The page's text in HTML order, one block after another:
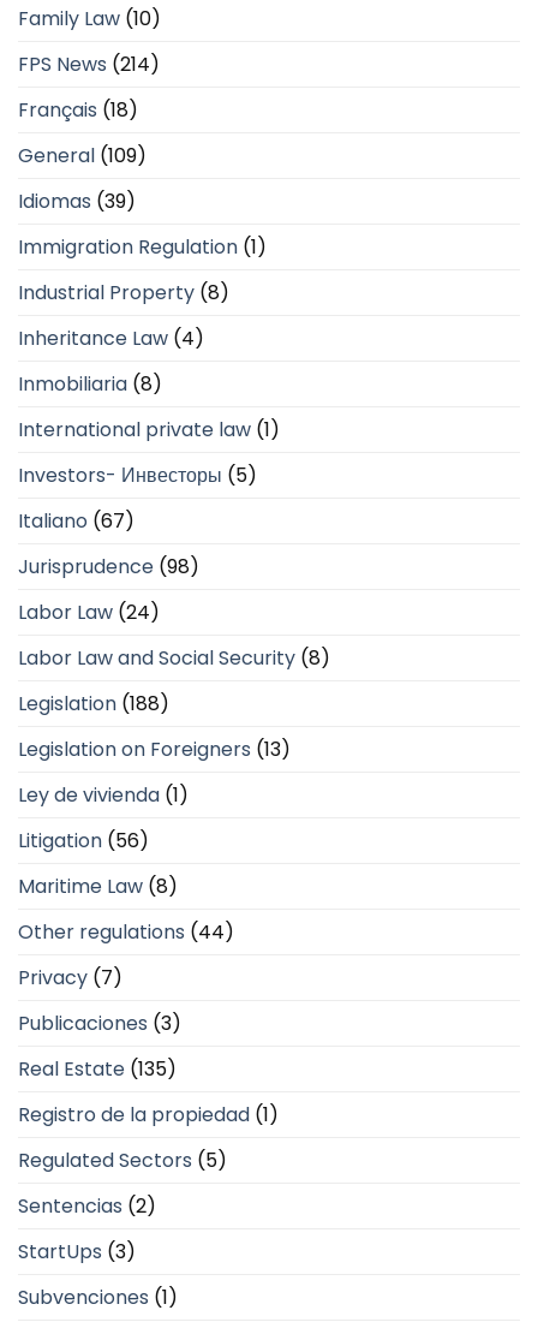
Family Law (10)
FPS News (214)
Français (18)
General (109)
Idiomas (39)
Immigration Regulation (1)
Industrial Property (8)
Inheritance Law (4)
Inmobiliaria (8)
International private law (1)
Investors- Инвесторы (5)
Italiano (67)
Jurisprudence (98)
Labor Law (24)
Labor Law and Social Security (8)
Legislation (188)
Legislation on Foreigners (13)
Ley de vivienda (1)
Litigation (56)
Maritime Law (8)
Other regulations (44)
Privacy (7)
Publicaciones (3)
Real Estate (135)
Registro de la propiedad (1)
Regulated Sectors (5)
Sentencias (2)
StartUps (3)
Subvenciones (1)